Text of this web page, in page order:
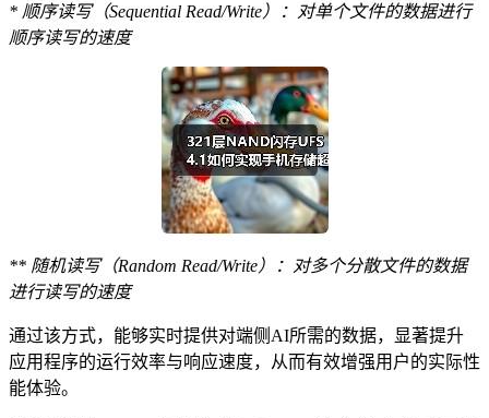
* 顺序读写（Sequential Read/Write）：对单个文件的数据进行
顺序读写的速度
** 随机读写（Random Read/Write）：对多个分散文件的数据
进行读写的速度
通过该方式，能够实时提供对端侧AI所需的数据，显著提升
应用程序的运行效率与响应速度，从而有效增强用户的实际性
能体验。